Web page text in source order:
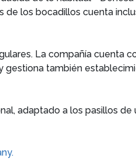
los bocadillos cuenta
La compañía cuenta
también
adaptado a los pasillos